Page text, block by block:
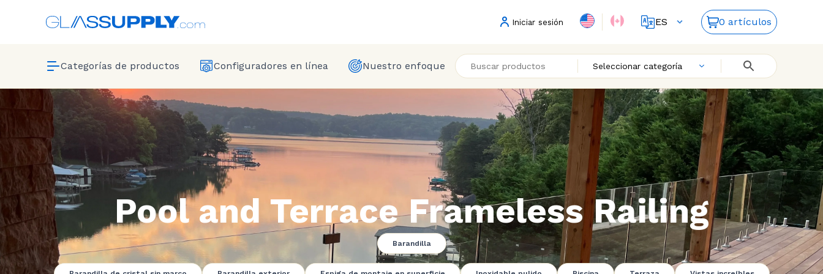
Iniciar sesión
ES
EN
0 artículos
Categorías de productos Configuradores en línea Nuestro enfoque Seleccionar categoría
Pool and Terrace Frameless Railing
Barandilla